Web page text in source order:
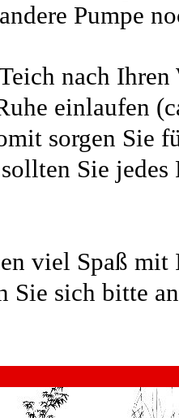
Pumpe
nach
einlaufen
sorgen Sie
Sie
viel Spaß mit
Sie sich bitte